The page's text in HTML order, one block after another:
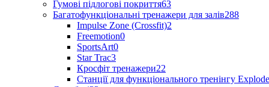
Гумові підлогові покриття63
Багатофункціональні тренажери для залів288
Impulse Zone (Crossfit)2
Freemotion0
SportsArt0
Star Trac3
Кросфіт тренажери22
Станції для функціонального тренінгу Explode